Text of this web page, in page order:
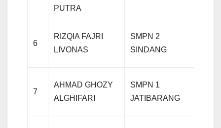
PUTRA
6
RIZQIA FAJRI
LIVONAS
SMPN 2
SINDANG
7
AHMAD GHOZY
ALGHIFARI
SMPN 1
JATIBARANG